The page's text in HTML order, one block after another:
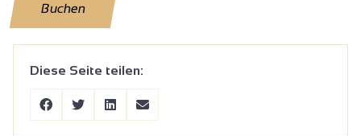
Buchen
Diese Seite teilen: